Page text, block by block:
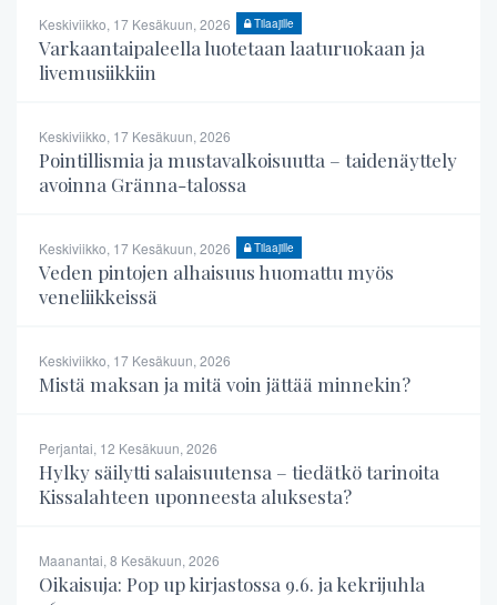
Keskiviikko, 17 Kesäkuun, 2026 Tilaajille
Varkaantaipaleella luotetaan laaturuokaan ja
livemusiikkiin
Keskiviikko, 17 Kesäkuun, 2026
Pointillismia ja mustavalkoisuutta – taidenäyttely
avoinna Gränna-talossa
Keskiviikko, 17 Kesäkuun, 2026 Tilaajille
Veden pintojen alhaisuus huomattu myös
veneliikkeissä
Keskiviikko, 17 Kesäkuun, 2026
Mistä maksan ja mitä voin jättää minnekin?
Perjantai, 12 Kesäkuun, 2026
Hylky säilytti salaisuutensa – tiedätkö tarinoita
Kissalahteen uponneesta aluksesta?
Maanantai, 8 Kesäkuun, 2026
Oikaisuja: Pop up kirjastossa 9.6. ja kekrijuhla